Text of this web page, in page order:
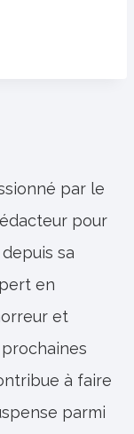
par le
pour
sa
en
et
à faire
parmi